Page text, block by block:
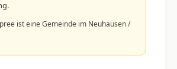
ist eine Gemeinde im Neuhausen /